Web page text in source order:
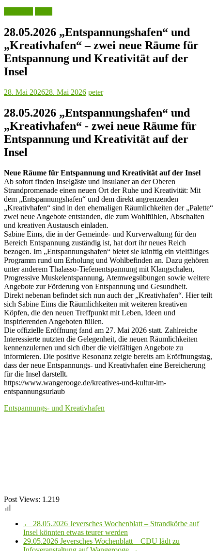
28.05.2026 „Entspannungshafen“ und
„Kreativhafen“ – zwei neue Räume für
Entspannung und Kreativität auf der
Insel
28. Mai 202628. Mai 2026 peter
28.05.2026 „Entspannungshafen“ und
„Kreativhafen“ - zwei neue Räume für
Entspannung und Kreativität auf der
Insel
Neue Räume für Entspannung und Kreativität auf der Insel
Ab sofort finden Inselgäste und Insulaner an der Oberen
Strandpromenade einen neuen Ort der Ruhe und Kreativität: Mit
dem „Entspannungshafen“ und dem direkt angrenzenden
„Kreativhafen“ sind in den ehemaligen Räumlichkeiten der „Palette“
zwei neue Angebote entstanden, die zum Wohlfühlen, Abschalten
und kreativen Austausch einladen.
Sabine Eims, die in der Gemeinde- und Kurverwaltung für den
Bereich Entspannung zuständig ist, hat dort ihr neues Reich
bezogen. Im „Entspannungshafen“ bietet sie künftig ein vielfältiges
Programm rund um Erholung und Wohlbefinden an. Dazu gehören
unter anderem Thalasso-Tiefenentspannung mit Klangschalen,
Progressive Muskelentspannung, Atemwegsübungen sowie weitere
Angebote zur Förderung von Entspannung und Gesundheit.
Direkt nebenan befindet sich nun auch der „Kreativhafen“. Hier teilt
sich Sabine Eims die Räumlichkeiten mit weiteren kreativen
Köpfen, die den neuen Treffpunkt mit Leben, Ideen und
inspirierenden Angeboten füllen.
Die offizielle Eröffnung fand am 27. Mai 2026 statt. Zahlreiche
Interessierte nutzten die Gelegenheit, die neuen Räumlichkeiten
kennenzulernen und sich über die vielfältigen Angebote zu
informieren. Die positive Resonanz zeigte bereits am Eröffnungstag,
dass der neue Entspannungs- und Kreativhafen eine Bereicherung
für die Insel darstellt.
https://www.wangerooge.de/kreatives-und-kultur-im-
entspannungsurlaub
Entspannungs- und Kreativhafen
Post Views: 1.219
← 28.05.2026 Jeversches Wochenblatt – Strandkörbe auf
Insel könnten etwas teurer werden
29.05.2026 Jeversches Wochenblatt – CDU lädt zu